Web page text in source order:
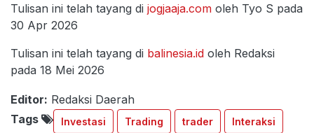
Tulisan ini telah tayang di jogjaaja.com oleh Tyo S pada
30 Apr 2026
Tulisan ini telah tayang di balinesia.id oleh Redaksi
pada 18 Mei 2026
Editor: Redaksi Daerah
Tags
Investasi Trading trader Interaksi